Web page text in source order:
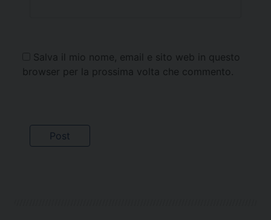
Salva il mio nome, email e sito web in questo
browser per la prossima volta che commento.